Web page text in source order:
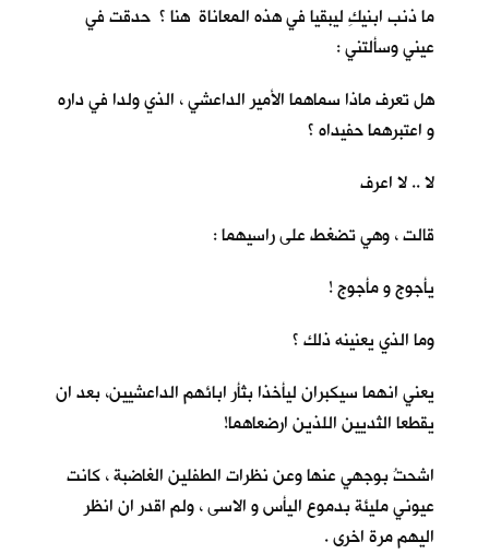
ما ذنب ابنيكِ ليبقيا في هذه المعاناة هنا ؟ حدقت في
عيني وسألتني :
هل تعرف ماذا سماهما الأمير الداعشي ، الذي ولدا في داره
و اعتبرهما حفيداه ؟
لا .. لا اعرف
قالت ، وهي تضغط على راسيهما :
يأجوج و مأجوج !
وما الذي يعنينه ذلك ؟
يعني انهما سيكبران ليأخذا بثأر ابائهم الداعشيين، بعد ان
يقطعا الثديين اللذين ارضعاهما!
اشحتُ بوجهي عنها وعن نظرات الطفلين الغاضبة ، كانت
عيوني مليئة بدموع اليأس و الاسى ، ولم اقدر ان انظر
اليهم مرة اخرى .